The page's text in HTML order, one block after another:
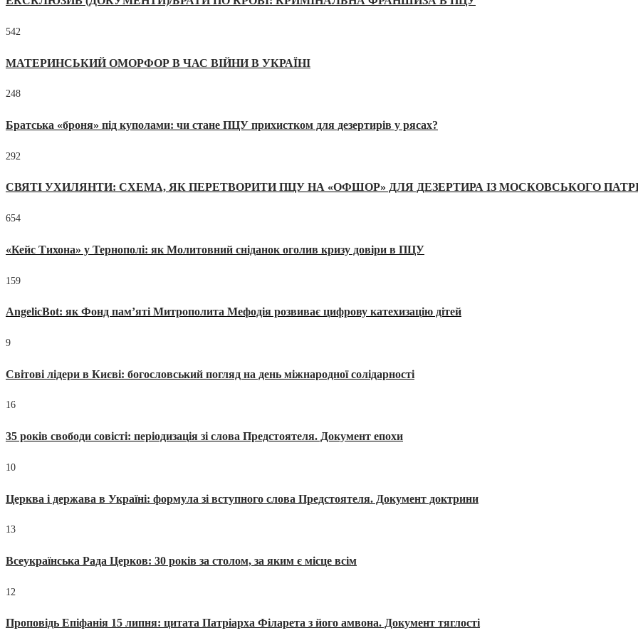
542
МАТЕРИНСЬКИЙ ОМОРФОР В ЧАС ВІЙНИ В УКРАЇНІ
248
Братська «броня» під куполами: чи стане ПЦУ прихистком для дезертирів у рясах?
292
СВЯТІ УХИЛЯНТИ: СХЕМА, ЯК ПЕРЕТВОРИТИ ПЦУ НА «ОФШОР» ДЛЯ ДЕЗЕРТИРА ІЗ МОСКОВСЬКОГО
654
«Кейс Тихона» у Тернополі: як Молитовний сніданок оголив кризу довіри в ПЦУ
159
AngelicBot: як Фонд пам’яті Митрополита Мефодія розвиває цифрову катехизацію дітей
9
Світові лідери в Києві: богословський погляд на день міжнародної солідарності
16
35 років свободи совісті: періодизація зі слова Предстоятеля. Документ епохи
10
Церква і держава в Україні: формула зі вступного слова Предстоятеля. Документ доктрини
13
Всеукраїнська Рада Церков: 30 років за столом, за яким є місце всім
12
Проповідь Епіфанія 15 липня: цитата Патріарха Філарета з його амвона. Документ тяглості